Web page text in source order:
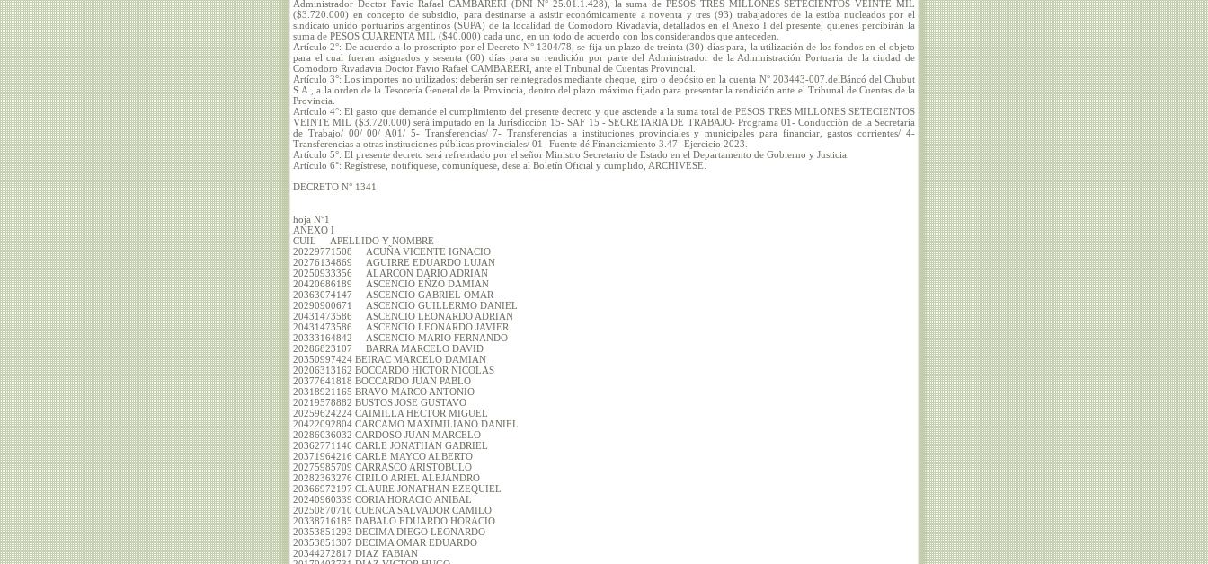
Administrador Doctor Favio Rafael CAMBARERI (DNI N° 25.01.1.428), la suma de PESOS TRES MILLONES SETECIENTOS VEINTE MIL
($3.720.000) en concepto de subsidio, para destinarse a asistir económicamente a noventa y tres (93) trabajadores de la estiba nucleados por el
sindicato unido portuarios argentinos (SUPA) de la localidad de Comodoro Rivadavia, detallados en él Anexo I del presente, quienes percibirán la
suma de PESOS CUARENTA MIL ($40.000) cada uno, en un todo de acuerdo con los considerandos que anteceden.
Artículo 2°: De acuerdo a lo proscripto por el Decreto N° 1304/78, se fija un plazo de treinta (30) días para, la utilización de los fondos en el objeto
para el cual fueran asignados y sesenta (60) días para su rendición por parte del Administrador de la Administración Portuaria de la ciudad de
Comodoro Rivadavia Doctor Favio Rafael CAMBARERI, ante el Tribunal de Cuentas Provincial.
Artículo 3°: Los importes no utilizados: deberán ser reintegrados mediante cheque, giro o depósito en la cuenta N° 203443-007.delBáncó del Chubut
S.A., a la orden de la Tesorería General de la Provincia, dentro del plazo máximo fijado para presentar la rendición ante el Tribunal de Cuentas de la
Provincia.
Artículo 4°: El gasto que demande el cumplimiento del presente decreto y que asciende a la suma total de PESOS TRES MILLONES SETECIENTOS
VEINTE MIL ($3.720.000) será imputado en la Jurisdicción 15- SAF 15 - SECRETARIA DE TRABAJO- Programa 01- Conducción de la Secretaría
de Trabajo/ 00/ 00/ A01/ 5- Transferencias/ 7- Transferencias a instituciones provinciales y municipales para financiar, gastos corrientes/ 4-
Transferencias a otras instituciones públicas provinciales/ 01- Fuente dé Financiamiento 3.47- Ejercicio 2023.
Artículo 5°: El presente decreto será refrendado por el señor Ministro Secretario de Estado en el Departamento de Gobierno y Justicia.
Artículo 6°: Regístrese, notifíquese, comuníquese, dese al Boletín Oficial y cumplido, ARCHIVESE.
DECRETO N° 1341
hoja N°1
ANEXO I
CUIL APELLIDO Y NOMBRE
20229771508 ACUÑA VICENTE IGNACIO
20276134869 AGUIRRE EDUARDO LUJAN
20250933356 ALARCON DARIO ADRIAN
20420686189 ASCENCIO EÑZO DAMIAN
20363074147 ASCENCIO GABRIEL OMAR
20290900671 ASCENCIO GUILLERMO DANIEL
20431473586 ASCENCIO LEONARDO ADRIAN
20431473586 ASCENCIO LEONARDO JAVIER
20333164842 ASCENCIO MARIO FERNANDO
20286823107 BARRA MARCELO DAVID
20350997424 BEIRAC MARCELO DAMIAN
20206313162 BOCCARDO HICTOR NICOLAS
20377641818 BOCCARDO JUAN PABLO
20318921165 BRAVO MARCO ANTONIO
20219578882 BUSTOS JOSE GUSTAVO
20259624224 CAIMILLA HECTOR MIGUEL
20422092804 CARCAMO MAXIMILIANO DANIEL
20286036032 CARDOSO JUAN MARCELO
20362771146 CARLE JONATHAN GABRIEL
20371964216 CARLE MAYCO ALBERTO
20275985709 CARRASCO ARISTOBULO
20282363276 CIRILO ARIEL ALEJANDRO
20366972197 CLAURE JONATHAN EZEQUIEL
20240960339 CORIA HORACIO ANIBAL
20250870710 CUENCA SALVADOR CAMILO
20338716185 DABALO EDUARDO HORACIO
20353851293 DECIMA DIEGO LEONARDO
20353851307 DECIMA OMAR EDUARDO
20344272817 DIAZ FABIAN